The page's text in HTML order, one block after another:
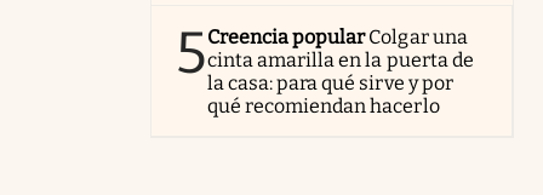
5Creencia popularColgar una
cinta amarilla en la puerta de
la casa: para qué sirve y por
qué recomiendan hacerlo